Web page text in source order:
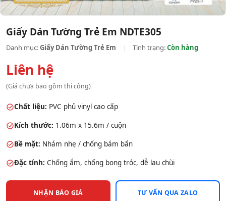
Giấy Dán Tường Trẻ Em NDTE305
Danh mục:Giấy Dán Tường Trẻ Em Tình trạng:Còn hàng
Liên hệ
(Giá chưa bao gồm thi công)
Chất liệu: PVC phủ vinyl cao cấp
Kích thước: 1.06m x 15.6m / cuộn
Bề mặt: Nhám nhẹ / chống bám bẩn
Đặc tính: Chống ẩm, chống bong tróc, dễ lau chùi
NHẬN BÁO GIÁ TƯ VẤN QUA ZALO